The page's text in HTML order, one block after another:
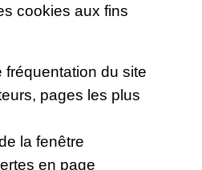
cookies aux fins
fréquentation du site
pages les plus
la fenêtre
en page